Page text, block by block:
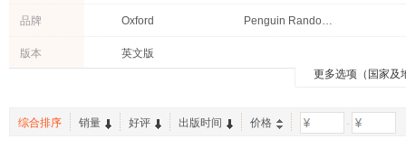
烹饪/美食
其他语种原版书
法律
品牌 Oxford Penguin Random House
版本
英文版
更多选项（国家及
综合排序 销量 好评 出版时间 价格 -